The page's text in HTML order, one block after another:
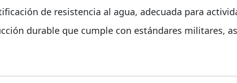
de resistencia al agua, adecuada para
durable que cumple con estándares militares,